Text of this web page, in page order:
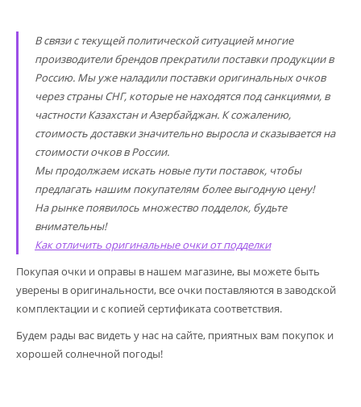
В связи с текущей политической ситуацией многие
производители брендов прекратили поставки продукции в
Россию. Мы уже наладили поставки оригинальных очков
через страны СНГ, которые не находятся под санкциями, в
частности Казахстан и Азербайджан. К сожалению,
стоимость доставки значительно выросла и сказывается на
стоимости очков в России.
Мы продолжаем искать новые пути поставок, чтобы
предлагать нашим покупателям более выгодную цену!
На рынке появилось множество подделок, будьте
внимательны!
Как отличить оригинальные очки от подделки
Покупая очки и оправы в нашем магазине, вы можете быть
уверены в оригинальности, все очки поставляются в заводской
комплектации и с копией сертификата соответствия.
Будем рады вас видеть у нас на сайте, приятных вам покупок и
хорошей солнечной погоды!